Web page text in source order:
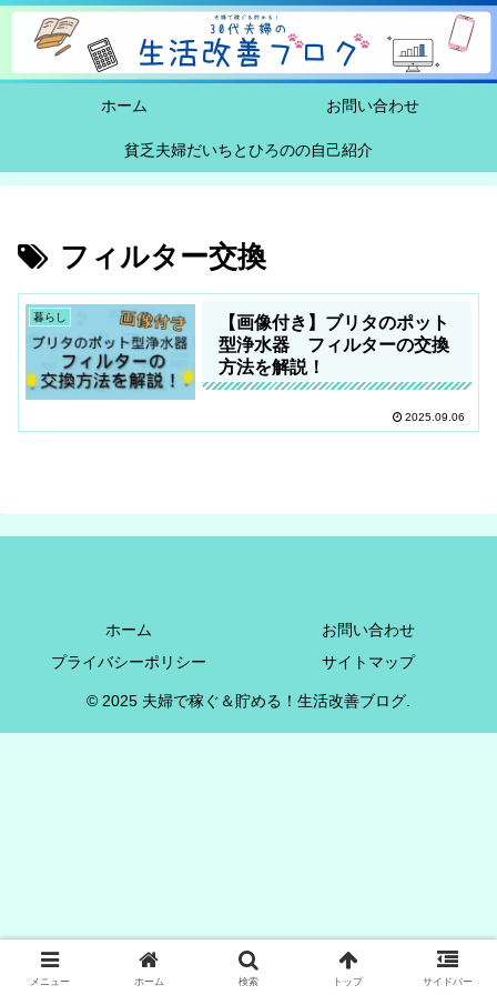
ホーム お問い合わせ
貧乏夫婦だいちとひろのの自己紹介
フィルター交換
暮らし
【画像付き】ブリタのポット
型浄水器 フィルターの交換
方法を解説！
2025.09.06
ホーム
お問い合わせ
プライバシーポリシー
サイトマップ
© 2025 夫婦で稼ぐ＆貯める！生活改善ブログ.
メニュー ホーム 検索 トップ サイドバー